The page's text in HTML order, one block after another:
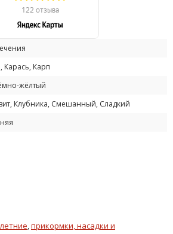
Карась, Карп
жёлтый
Клубника, Смешанный, Сладкий
прикормки, насадки и